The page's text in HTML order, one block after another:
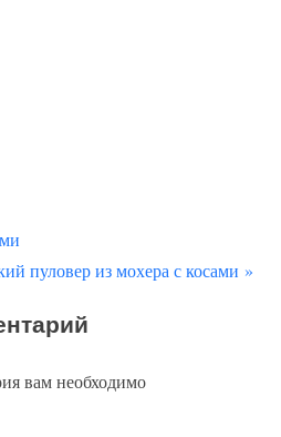
пуловер из мохера с косами
вам необходимо